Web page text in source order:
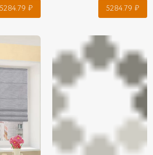
5284.79 ₽ 5284.79 ₽